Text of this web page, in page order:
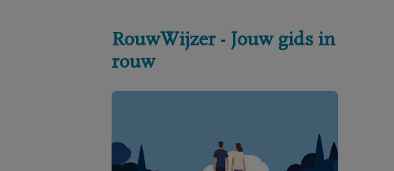
RouwWijzer - Jouw gids in
rouw